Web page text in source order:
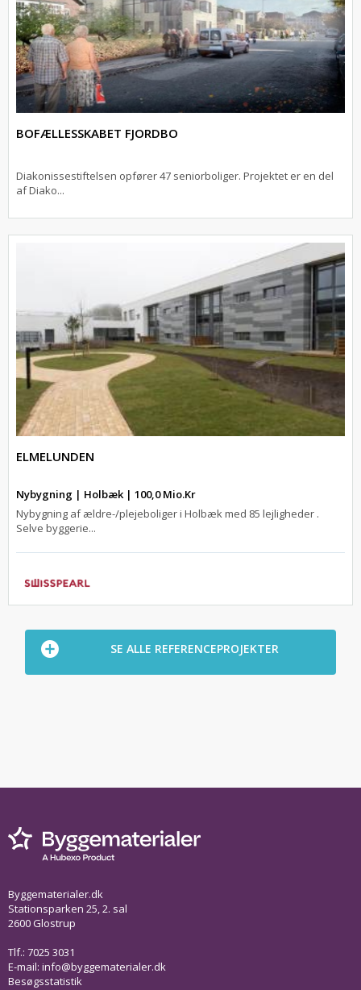
BOFÆLLESSKABET FJORDBO
Diakonissestiftelsen opfører 47 seniorboliger. Projektet er en del
af Diako...
ELMELUNDEN
Nybygning | Holbæk | 100,0 Mio.Kr
Nybygning af ældre-/plejeboliger i Holbæk med 85 lejligheder .
Selve byggerie...
SE ALLE REFERENCEPROJEKTER
Byggematerialer.dk
Stationsparken 25, 2. sal
2600 Glostrup
Tlf.: 7025 3031
E-mail: info@byggematerialer.dk
Besøgsstatistik